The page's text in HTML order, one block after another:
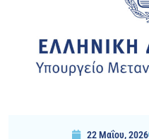
22 Μαΐου, 2026